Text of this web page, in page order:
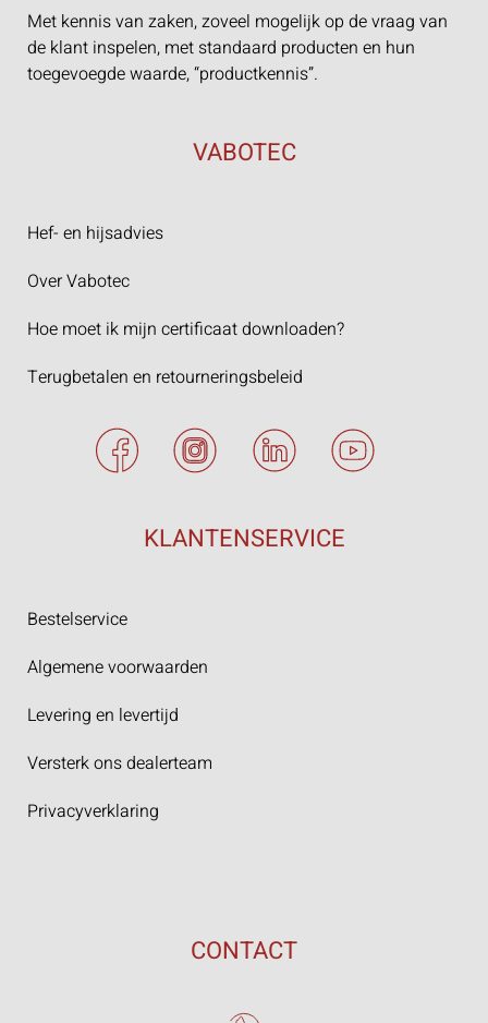
Met kennis van zaken, zoveel mogelijk op de vraag van
de klant inspelen, met standaard producten en hun
toegevoegde waarde, “productkennis”.
VABOTEC
Hef- en hijsadvies
Over Vabotec
Hoe moet ik mijn certificaat downloaden?
Terugbetalen en retourneringsbeleid
KLANTENSERVICE
Bestelservice
Algemene voorwaarden
Levering en levertijd
Versterk ons dealerteam
Privacyverklaring
CONTACT